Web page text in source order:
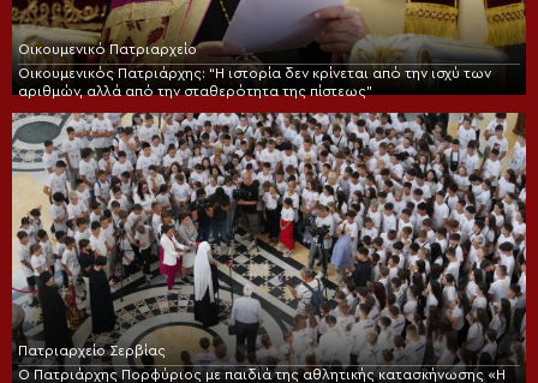
Οικουμενικό Πατριαρχείο
Οικουμενικός Πατριάρχης: “Η ιστορία δεν κρίνεται από την ισχύ των
αριθμών, αλλά από την σταθερότητα της πίστεως”
Πατριαρχείο Σερβίας
Ο Πατριάρχης Πορφύριος με παιδιά της αθλητικής κατασκήνωσης «Η